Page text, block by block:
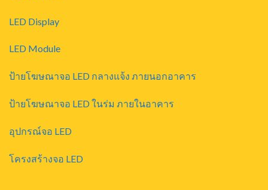
LED Display
LED Module
ป้ายโฆษณาจอ LED กลางแจ้ง ภายนอกอาคาร
ป้ายโฆษณาจอ LED ในร่ม ภายในอาคาร
อุปกรณ์จอ LED
โครงสร้างจอ LED